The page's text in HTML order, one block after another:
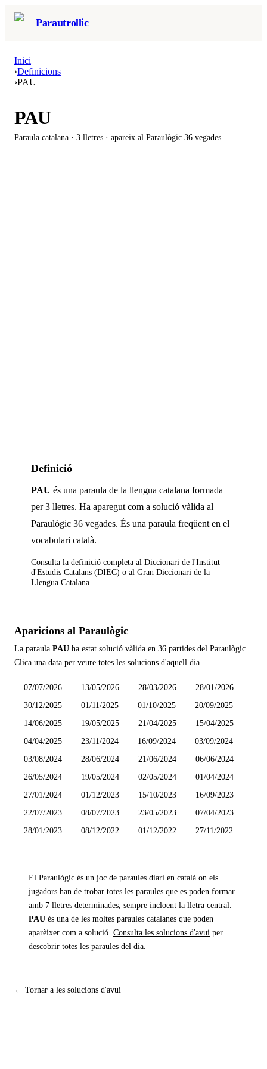
Parautrollic
Inici
›Definicions
›PAU
PAU
Paraula catalana · 3 lletres · apareix al Paraulògic 36 vegades
Definició
PAU és una paraula de la llengua catalana formada
per 3 lletres. Ha aparegut com a solució vàlida al
Paraulògic 36 vegades. És una paraula freqüent en el
vocabulari català.
Consulta la definició completa al Diccionari de l'Institut
d'Estudis Catalans (DIEC) o al Gran Diccionari de la
Llengua Catalana
Aparicions al Paraulògic
La paraula PAU ha estat solució vàlida en 36 partides del Paraulògic.
Clica una data per veure totes les solucions d'aquell dia.
07/07/2026 13/05/2026 28/03/2026
28/01/2026
30/12/2025
01/11/2025 01/10/2025
20/09/2025
14/06/2025
19/05/2025 21/04/2025
15/04/2025
04/04/2025
23/11/2024 16/09/2024
03/09/2024
03/08/2024
28/06/2024 21/06/2024
06/06/2024
26/05/2024
19/05/2024 02/05/2024
01/04/2024
27/01/2024
01/12/2023 15/10/2023
16/09/2023
22/07/2023
08/07/2023 23/05/2023
07/04/2023
28/01/2023
08/12/2022 01/12/2022 27/11/2022
El Paraulògic és un joc de paraules diari en català on els
jugadors han de trobar totes les paraules que es poden formar
amb 7 lletres determinades, sempre incloent la lletra central.
PAU és una de les moltes paraules catalanes que poden
aparèixer com a solució. Consulta les solucions d'avui per
descobrir totes les paraules del dia.
← Tornar a les solucions d'avui